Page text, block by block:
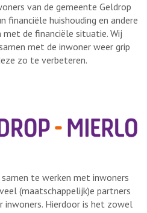
van de gemeente Geldrop
financiële huishouding en andere
met de financiële situatie. Wij
met de inwoner weer grip
zo te verbeteren.
te werken met inwoners
(maatschappelijk)e partners
Hierdoor is het zowel